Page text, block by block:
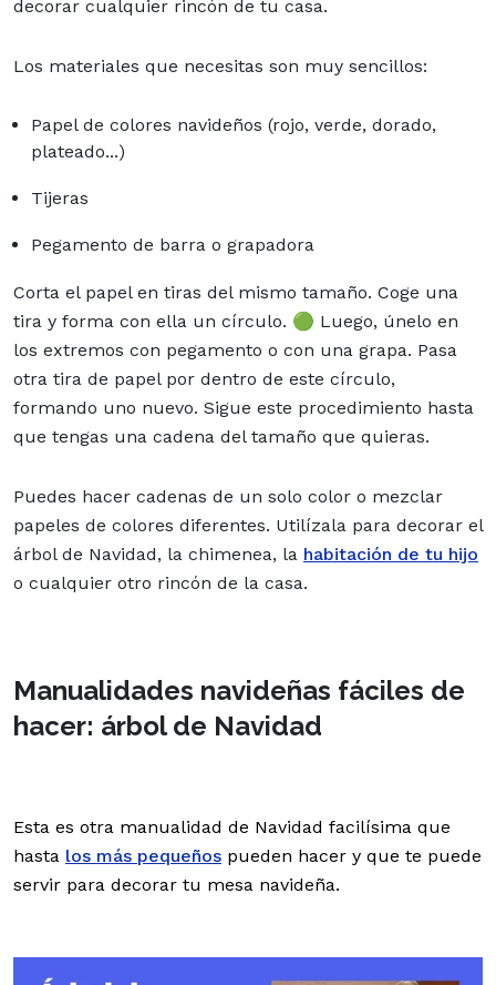
decorar cualquier rincón de tu casa.
Los materiales que necesitas son muy sencillos:
Papel de colores navideños (rojo, verde, dorado,
plateado...)
Tijeras
Pegamento de barra o grapadora
Corta el papel en tiras del mismo tamaño. Coge una
tira y forma con ella un círculo. 🟢 Luego, únelo en
los extremos con pegamento o con una grapa. Pasa
otra tira de papel por dentro de este círculo,
formando uno nuevo. Sigue este procedimiento hasta
que tengas una cadena del tamaño que quieras.
Puedes hacer cadenas de un solo color o mezclar
papeles de colores diferentes. Utilízala para decorar el
árbol de Navidad, la chimenea, la habitación de tu hijo
o cualquier otro rincón de la casa.
Manualidades navideñas fáciles de
hacer: árbol de Navidad
Esta es otra manualidad de Navidad facilísima que
hasta los más pequeños pueden hacer y que te puede
servir para decorar tu mesa navideña.